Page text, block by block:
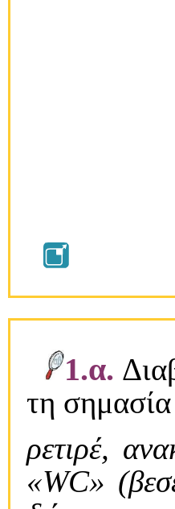
1.α.
τη
ρετιρέ,
«WC»